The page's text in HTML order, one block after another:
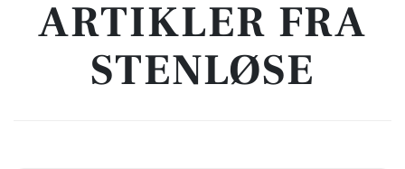
ARTIKLER FRA
STENLØSE